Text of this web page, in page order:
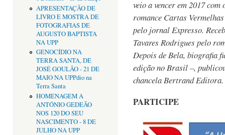
APRESENTAÇÃO DE
LIVRO E MOSTRA DE
FOTOGRAFIAS DE
AUGUSTO BAPTISTA
NA UPP
GENOCÍDIO NA
TERRA SANTA, DE
JOSÉ GOULÃO - 21 DE
MAIO NA UPPdio na
Terra Santa
HOMENAGEM A
ANTÓNIO GEDEÃO
NOS 120 DO SEU
NASCIMENTO - 8 DE
JULHO NA UPP
veio a vencer em 2017
romance Cartas
pelo jornal Expresso.
Tavares Rodrigues pelo
Depois de Bela, biografia
edição no Brasil –,
chancela Bertrand Editora.
PARTICIPE